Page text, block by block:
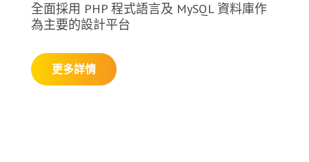
全面採用 PHP 程式語言及 MySQL 資料庫作
為主要的設計平台
更多詳情